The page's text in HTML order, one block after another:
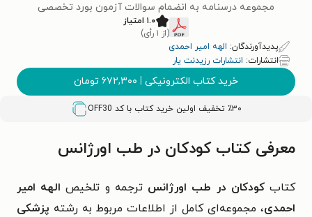
مجموعه درسنامه به انضمام سوالات آزمون بورد تخصصی
۱.۰ امتیاز
(از ۱ رأی)
پدیدآورندگان: الهه امیر احمدی
انتشارات: انتشارات رزیدنت یار
خرید کتاب الکترونیکی | ۶۷۲,۳۰۰ تومان
٪۳۰ تخفیف اولین خرید کتاب با کد OFF30
معرفی کتاب کودکان در طب اورژانس
کتابکودکان در طب اورژانس ترجمه و تلخیص الهه امیر
احمدی، مجموعه‌ای کامل از اطلاعات مربوط به رشته پزشکی